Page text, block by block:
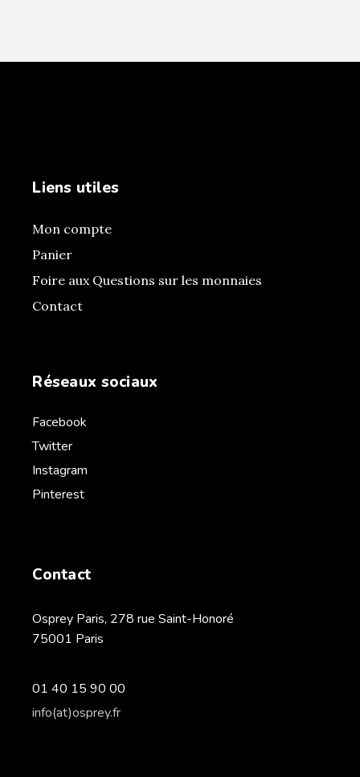
Liens utiles
Mon compte
Panier
Foire aux Questions sur les monnaies
Contact
Réseaux sociaux
Facebook
Twitter
Instagram
Pinterest
Contact
Osprey Paris, 278 rue Saint-Honoré
75001 Paris
01 40 15 90 00
info(at)osprey.fr